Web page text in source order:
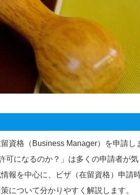
資格（Business Manager）を申請し
可になるのか？」は多くの申請者が気
報を中心に、ビザ（在留資格）申請
について分かりやすく解説します。